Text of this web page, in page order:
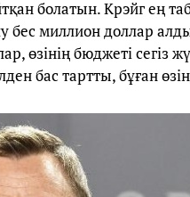
болатын. Крэйг ең
бес миллион доллар
өзінің бюджеті сегіз
бас тартты, бұған